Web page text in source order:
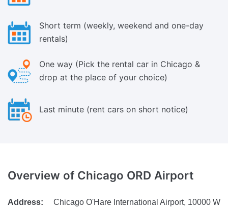
Short term (weekly, weekend and one-day
rentals)
One way (Pick the rental car in Chicago &
drop at the place of your choice)
Last minute (rent cars on short notice)
Overview of Chicago ORD Airport
Address:
Chicago O'Hare International Airport, 10000 W